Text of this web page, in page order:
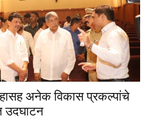
अनेक विकास प्रकल्पांचे
उदघाटन